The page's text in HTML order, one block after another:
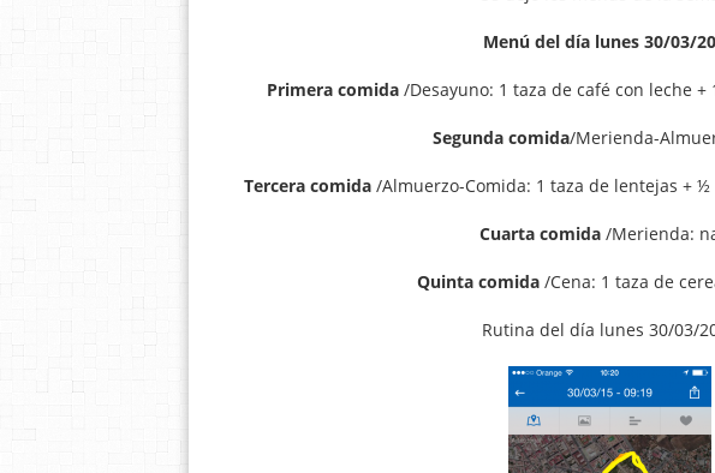
Menú del día lunes 30/03/
Primera comida /Desayuno: 1 taza de café con leche
Segunda comida/Merienda-
Tercera comida /Almuerzo-Comida: 1 taza de lentejas +
Cuarta comida/Merienda:
Quinta comida/Cena: 1 taza de
Rutina del día lunes 30/03/